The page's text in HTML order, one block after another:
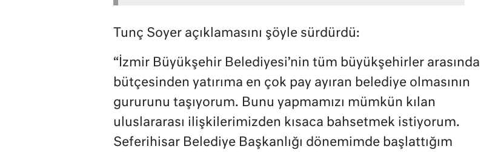
Tunç Soyer açıklamasını şöyle sürdürdü:
“İzmir Büyükşehir Belediyesi’nin tüm büyükşehirler arasında
bütçesinden yatırıma en çok pay ayıran belediye olmasının
gururunu taşıyorum. Bunu yapmamızı mümkün kılan
uluslararası ilişkilerimizden kısaca bahsetmek istiyorum.
Seferihisar Belediye Başkanlığı dönemimde başlattığım